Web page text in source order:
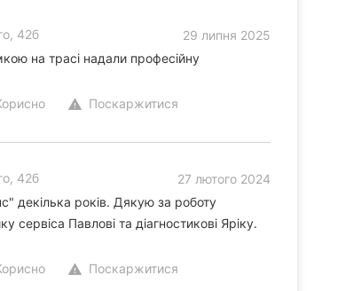
42б
29 липня 2025
на трасі надали професійну
warning Поскаржитися
42б
27 лютого 2024
декілька років. Дякую за роботу
Павлові та діагностикові Яріку.
warning Поскаржитися